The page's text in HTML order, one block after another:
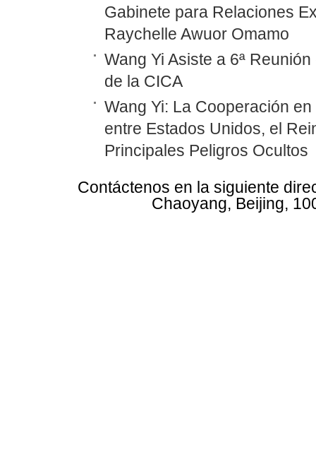
Gabinete para Relaciones
Raychelle Awuor Omamo
Wang Yi Asiste a 6ª
de la CICA
Wang Yi: La Cooperación
entre Estados Unidos, el
Principales Peligros Ocultos
Contáctenos en la siguiente
Chaoyang, Beijing,